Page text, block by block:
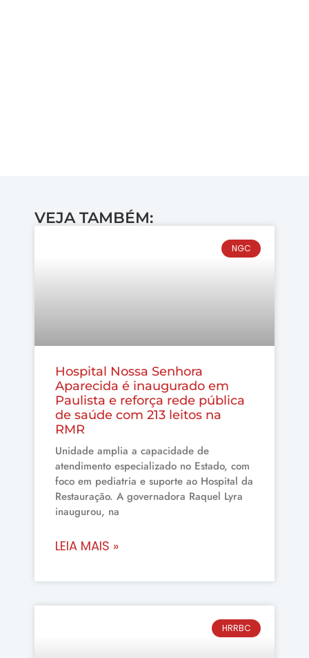
VEJA TAMBÉM:
NGC
Hospital Nossa Senhora
Aparecida é inaugurado em
Paulista e reforça rede pública
de saúde com 213 leitos na
RMR
Unidade amplia a capacidade de
atendimento especializado no Estado, com
foco em pediatria e suporte ao Hospital da
Restauração. A governadora Raquel Lyra
inaugurou, na
LEIA MAIS »
HRRBC